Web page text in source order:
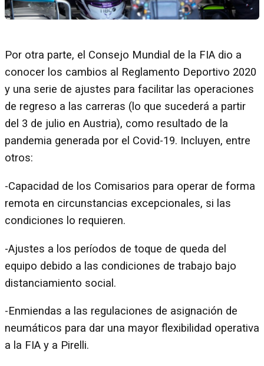
Por otra parte, el Consejo Mundial de la FIA dio a
conocer los cambios al Reglamento Deportivo 2020
y una serie de ajustes para facilitar las operaciones
de regreso a las carreras (lo que sucederá a partir
del 3 de julio en Austria), como resultado de la
pandemia generada por el Covid-19. Incluyen, entre
otros:
-Capacidad de los Comisarios para operar de forma
remota en circunstancias excepcionales, si las
condiciones lo requieren.
-Ajustes a los períodos de toque de queda del
equipo debido a las condiciones de trabajo bajo
distanciamiento social.
-Enmiendas a las regulaciones de asignación de
neumáticos para dar una mayor flexibilidad operativa
a la FIA y a Pirelli.